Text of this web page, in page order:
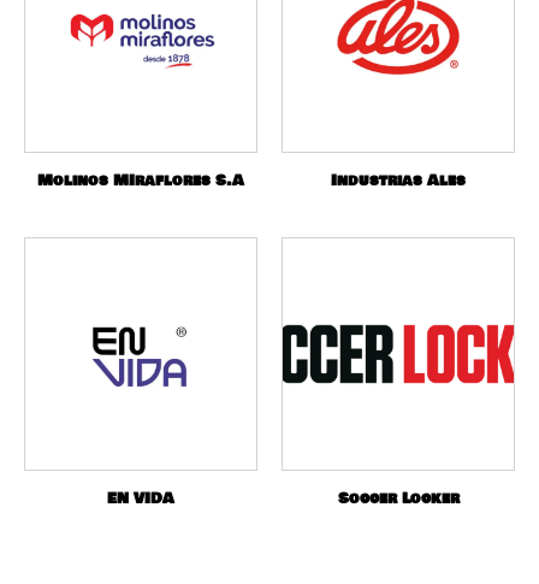
Molinos MIraflores S.A Industrias Ales
EN VIDA Soccer Locker